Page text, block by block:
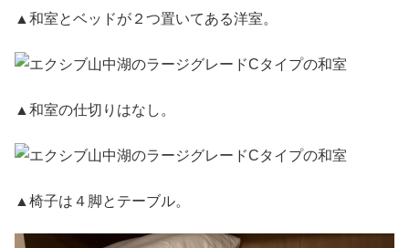
▲和室とベッドが２つ置いてある洋室。
▲和室の仕切りはなし。
▲椅子は４脚とテーブル。